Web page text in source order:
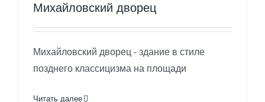
Михайловский дворец
Михайловский дворец - здание в стиле
позднего классицизма на площади
Читать далее